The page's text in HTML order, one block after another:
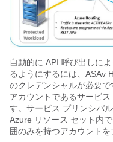
自動的に API 呼び出しに
るようにするには、ASAv
のクレデンシャルが必要
アカウントであるサービ
す。サービス プリンシパ
Azure リソース セット内
囲のみを持つアカウントを